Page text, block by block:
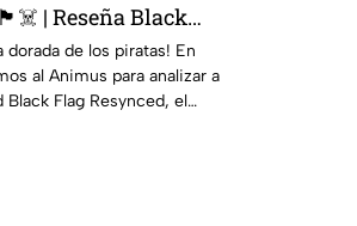
| Reseña Black
Review
dorada de los piratas! En
al Animus para analizar a
Black Flag Resynced, el
de las joyas más queridas